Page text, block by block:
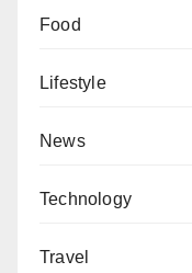
Food
Lifestyle
News
Technology
Travel